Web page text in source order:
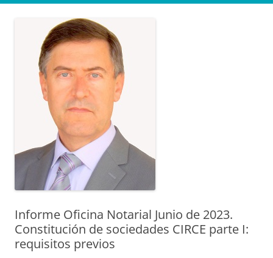
Informe Oficina Notarial Junio de 2023.
Constitución de sociedades CIRCE parte I:
requisitos previos